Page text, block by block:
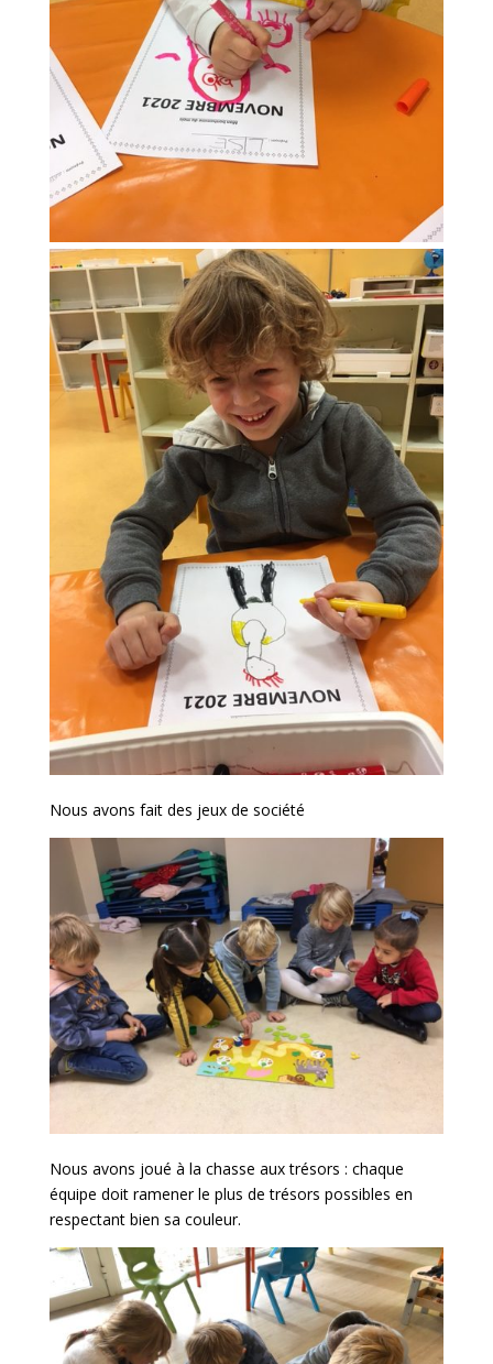
Nous avons fait des jeux de société
Nous avons joué à la chasse aux trésors : chaque
équipe doit ramener le plus de trésors possibles en
respectant bien sa couleur.